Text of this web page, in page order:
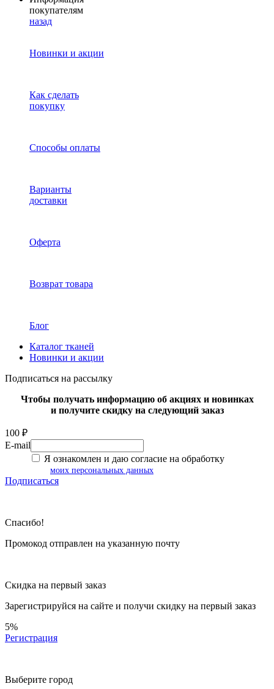
покупателям
назад
Новинки и акции
Как сделать
покупку
Способы оплаты
Варианты
доставки
Оферта
Возврат товара
Блог
Каталог тканей
Новинки и акции
Подписаться на рассылку
Чтобы получать информацию об акциях и новинках
и получите скидку на следующий заказ
100 ₽
E-mail
Я ознакомлен и даю согласие на обработку
моих персональных данных
Подписаться
Спасибо!
Промокод отправлен на указанную почту
Скидка на первый заказ
Зарегистрируйся на сайте и получи скидку на первый заказ
5%
Регистрация
Выберите город